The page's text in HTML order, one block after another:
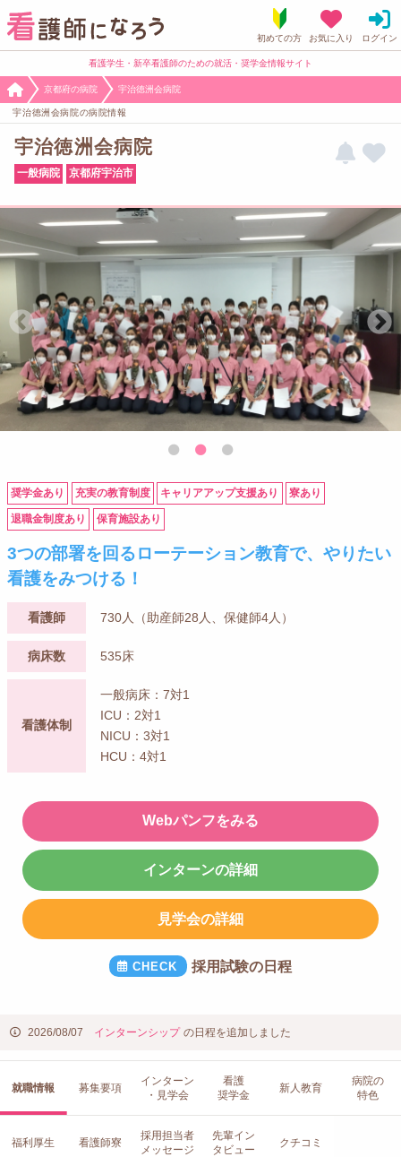
看護学生・新卒看護師のための就活・奨学金情報サイト
京都府の病院 宇治徳洲会病院
宇治徳洲会病院の病院情報
宇治徳洲会病院
一般病院 京都府宇治市
奨学金あり 充実の教育制度 キャリアアップ支援あり 寮あり
退職金制度あり 保育施設あり
3つの部署を回るローテーション教育で、やりたい
看護をみつける！
看護師 730人（助産師28人、保健師4人）
病床数 535床
看護体制
一般病床：7対1
ICU：2対1
NICU：3対1
HCU：4対1
Webパンフをみる
インターンの詳細
見学会の詳細
採用試験の日程
2026/08/07 インターンシップ の日程を追加しました
就職情報 募集要項
インターン
・見学会
看護
奨学金
新人教育
病院の
特色
福利厚生 看護師寮
採用担当者
メッセージ
先輩イン
タビュー
クチコミ